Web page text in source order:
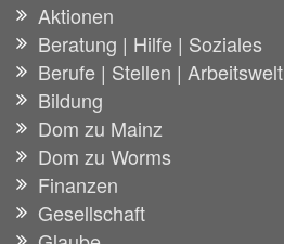
Aktionen
Beratung | Hilfe | Soziales
Berufe | Stellen | Arbeitswelt
Bildung
Dom zu Mainz
Dom zu Worms
Finanzen
Gesellschaft